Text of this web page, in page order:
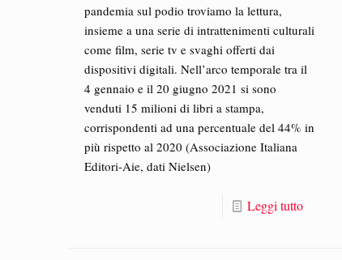
pandemia sul podio troviamo la lettura,
insieme a una serie di intrattenimenti culturali
come film, serie tv e svaghi offerti dai
dispositivi digitali. Nell’arco temporale tra il
4 gennaio e il 20 giugno 2021 si sono
venduti 15 milioni di libri a stampa,
corrispondenti ad una percentuale del 44% in
più rispetto al 2020 (Associazione Italiana
Editori-Aie, dati Nielsen)
Leggi tutto